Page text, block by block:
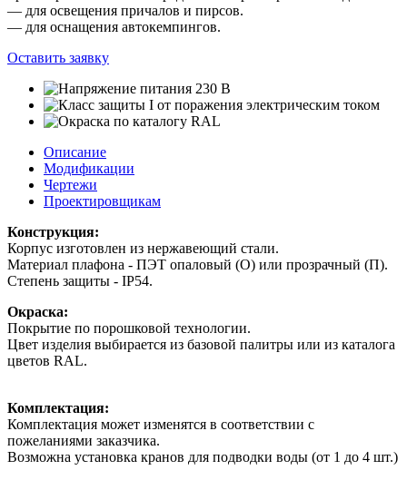
— для освещения причалов и пирсов.
— для оснащения автокемпингов.
Оставить заявку
Описание
Модификации
Чертежи
Проектировщикам
Конструкция:
Корпус изготовлен из нержавеющий стали.
Материал плафона - ПЭТ опаловый (О) или прозрачный (П).
Степень защиты - IP54.
Окраска:
Покрытие по порошковой технологии.
Цвет изделия выбирается из базовой палитры или из каталога
цветов RAL.
Комплектация:
Комплектация может изменятся в соответствии с
пожеланиями заказчика.
Возможна установка кранов для подводки воды (от 1 до 4 шт.)